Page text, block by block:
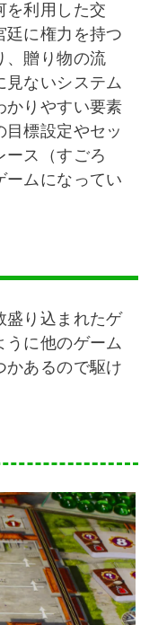
を利用した交
廷に権力を持つ
、贈り物の流
見ないシステム
かりやすい要素
目標設定やセッ
ース（すごろ
ームになってい
盛り込まれたゲ
うに他のゲーム
かあるので駆け